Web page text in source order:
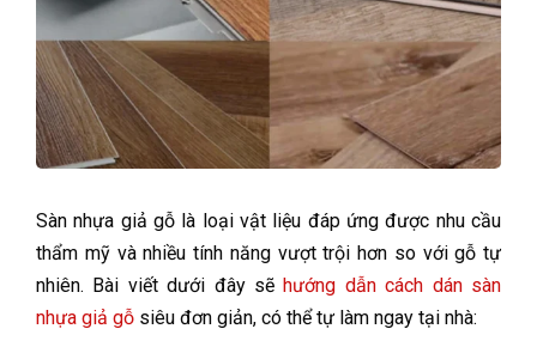
Sàn nhựa giả gỗ là loại vật liệu đáp ứng được nhu cầu
thẩm mỹ và nhiều tính năng vượt trội hơn so với gỗ tự
nhiên. Bài viết dưới đây sẽhướng dẫn cách dán sàn
nhựa giả gỗ siêu đơn giản, có thể tự làm ngay tại nhà: